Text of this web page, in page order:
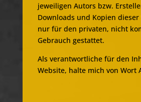
jeweiligen Autors bzw.
Downloads und Kopien dieser
nur für den privaten, nicht
Gebrauch gestattet.
Als verantwortliche für den
Website, halte mich von Wort